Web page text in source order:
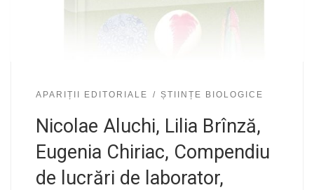
APARIȚII EDITORIALE ȘTIINȚE BIOLOGICE
Nicolae Aluchi, Lilia Brînză,
Eugenia Chiriac, Compendiu
de lucrări de laborator,